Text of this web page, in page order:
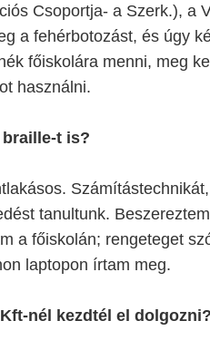
Csoportja- a Szerk.), a
a fehérbotozást, és úgy
főiskolára menni, meg
használni.
t is?
tanultunk.
a főiskolán; rengeteget
laptopon írtam meg.
nél kezdtél el dolgozni?